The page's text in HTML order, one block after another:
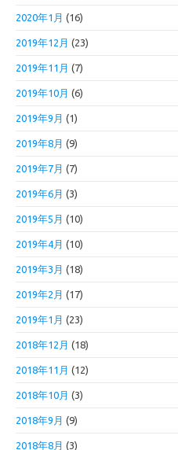
2020年1月 (16)
2019年12月 (23)
2019年11月 (7)
2019年10月 (6)
2019年9月 (1)
2019年8月 (9)
2019年7月 (7)
2019年6月 (3)
2019年5月 (10)
2019年4月 (10)
2019年3月 (18)
2019年2月 (17)
2019年1月 (23)
2018年12月 (18)
2018年11月 (12)
2018年10月 (3)
2018年9月 (9)
2018年8月 (3)